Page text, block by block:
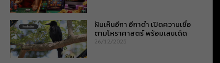
ฝันเห็นอีกา อีกาดำ เปิดความเชื่อ
ตามโหราศาสตร์ พร้อมเลขเด็ด
26/12/2025